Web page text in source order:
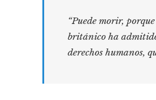
“Puede morir,
británico ha
derechos humanos,